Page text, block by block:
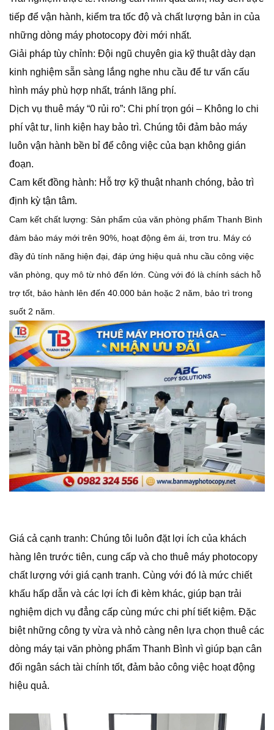
tiếp để vận hành, kiểm tra tốc độ và chất lượng bản in của
những dòng máy photocopy đời mới nhất.
​Giải pháp tùy chỉnh: Đội ngũ chuyên gia kỹ thuật dày dạn
kinh nghiệm sẵn sàng lắng nghe nhu cầu để tư vấn cấu
hình máy phù hợp nhất, tránh lãng phí.
​Dịch vụ thuê máy “0 rủi ro”: Chi phí trọn gói – Không lo chi
phí vật tư, linh kiện hay bảo trì. Chúng tôi đảm bảo máy
luôn vận hành bền bỉ để công việc của bạn không gián
đoạn.
​Cam kết đồng hành: Hỗ trợ kỹ thuật nhanh chóng, bảo trì
định kỳ tận tâm.
Cam kết chất lượng: Sản phẩm của văn phòng phẩm Thanh Bình
đảm bảo máy mới trên 90%, hoạt động êm ái, trơn tru. Máy có
đầy đủ tính năng hiện đại, đáp ứng hiệu quả nhu cầu công việc
văn phòng, quy mô từ nhỏ đến lớn. Cùng với đó là chính sách hỗ
trợ tốt, bảo hành lên đến 40.000 bản hoặc 2 năm, bảo trì trong
suốt 2 năm.
Giá cả cạnh tranh: Chúng tôi luôn đặt lợi ích của khách
hàng lên trước tiên, cung cấp và cho thuê máy photocopy
chất lượng với giá cạnh tranh. Cùng với đó là mức chiết
khấu hấp dẫn và các lợi ích đi kèm khác, giúp bạn trải
nghiệm dịch vụ đẳng cấp cùng mức chi phí tiết kiệm. Đặc
biệt những công ty vừa và nhỏ càng nên lựa chọn thuê các
dòng máy tại văn phòng phẩm Thanh Bình vì giúp bạn cân
đối ngân sách tài chính tốt, đảm bảo công việc hoạt động
hiệu quả.